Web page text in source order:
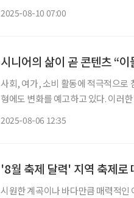
2025-08-10 07:00
시니어의 삶이 곧 콘텐츠 “
사회, 여가, 소비 활동에 적극적으로
형에도 변화를 예고하고 있다. 이러
2025-08-06 12:35
'8월 축제 달력' 지역 축제로
시원한 계곡이나 바다만큼 매력적인